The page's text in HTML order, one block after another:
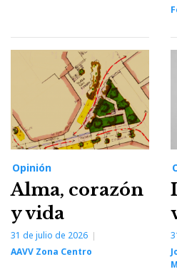
Opinión
Alma, corazón
y vida
31 de julio de 2026
AAVV Zona Centro